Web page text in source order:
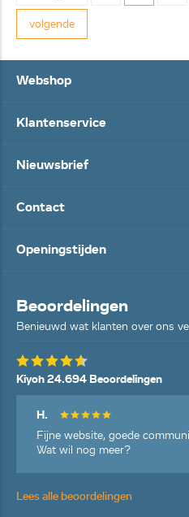
volgende
Webshop
Klantenservice
Nieuwsbrief
Contact
Openingstijden
Beoordelingen
Benieuwd wat klanten over ons
Kiyoh 24.694 Beoordelingen
H.
Fijne website, goede
Wat wil nog meer?
Lees alle beoordelingen